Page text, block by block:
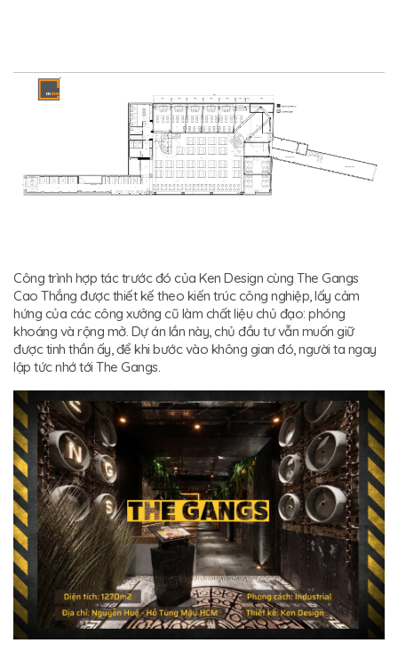
Công trình hợp tác trước đó của Ken Design cùng The Gangs
Cao Thắng được thiết kế theo kiến trúc công nghiệp, lấy cảm
hứng của các công xưởng cũ làm chất liệu chủ đạo: phóng
khoáng và rộng mở. Dự án lần này, chủ đầu tư vẫn muốn giữ
được tinh thần ấy, để khi bước vào không gian đó, người ta ngay
lập tức nhớ tới The Gangs.